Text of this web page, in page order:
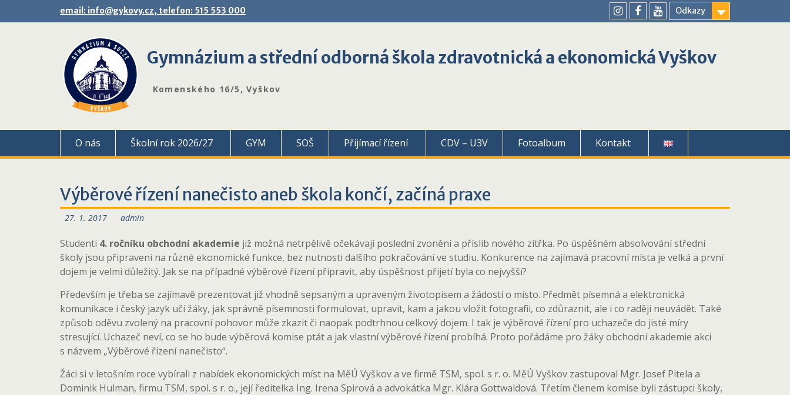
email: info@gykovy.cz, telefon: 515 553 000 Odkazy
youtube
Gymnázium a střední odborná škola zdravotnická a ekonomická Vyškov
Komenského 16/5, Vyškov
O nás Školní rok 2026/27 GYM SOŠ Přijímací řízení CDV – U3V Fotoalbum Kontakt
Výběrové řízení nanečisto aneb škola končí, začíná praxe
27. 1. 2017 admin
Studenti 4. ročníku obchodní akademie již možná netrpělivě očekávají poslední zvonění a příslib nového zítřka. Po úspěšném absolvování střední
školy jsou připraveni na různé ekonomické funkce, bez nutnosti dalšího pokračování ve studiu. Konkurence na zajímavá pracovní místa je velká a první
dojem je velmi důležitý. Jak se na případné výběrové řízení připravit, aby úspěšnost přijetí byla co nejvyšší?
Především je třeba se zajímavě prezentovat již vhodně sepsaným a upraveným životopisem a žádostí o místo. Předmět písemná a elektronická
komunikace i český jazyk učí žáky, jak správně písemnosti formulovat, upravit, kam a jakou vložit fotografii, co zdůraznit, ale i co raději neuvádět. Také
způsob oděvu zvolený na pracovní pohovor může zkazit či naopak podtrhnou celkový dojem. I tak je výběrové řízení pro uchazeče do jisté míry
stresující. Uchazeč neví, co se ho bude výběrová komise ptát a jak vlastní výběrové řízení probíhá. Proto pořádáme pro žáky obchodní akademie akci
s názvem „Výběrové řízení nanečisto“.
Žáci si v letošním roce vybírali z nabídek ekonomických míst na MěÚ Vyškov a ve firmě TSM, spol. s r. o. MěÚ Vyškov zastupoval Mgr. Josef Pitela a
Dominik Hulman, firmu TSM, spol. s r. o., její ředitelka Ing. Irena Spirová a advokátka Mgr. Klára Gottwaldová. Třetím členem komise byli zástupci školy,